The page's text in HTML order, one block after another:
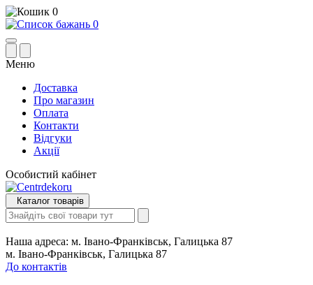
0
0
Меню
Доставка
Про магазин
Оплата
Контакти
Відгуки
Акції
Особистий кабінет
Каталог товарів
Наша адреса: м. Івано-Франківськ, Галицька 87
м. Івано-Франківськ, Галицька 87
До контактів